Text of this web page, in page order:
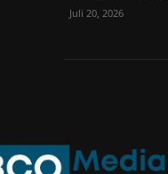
Juli 20, 2026